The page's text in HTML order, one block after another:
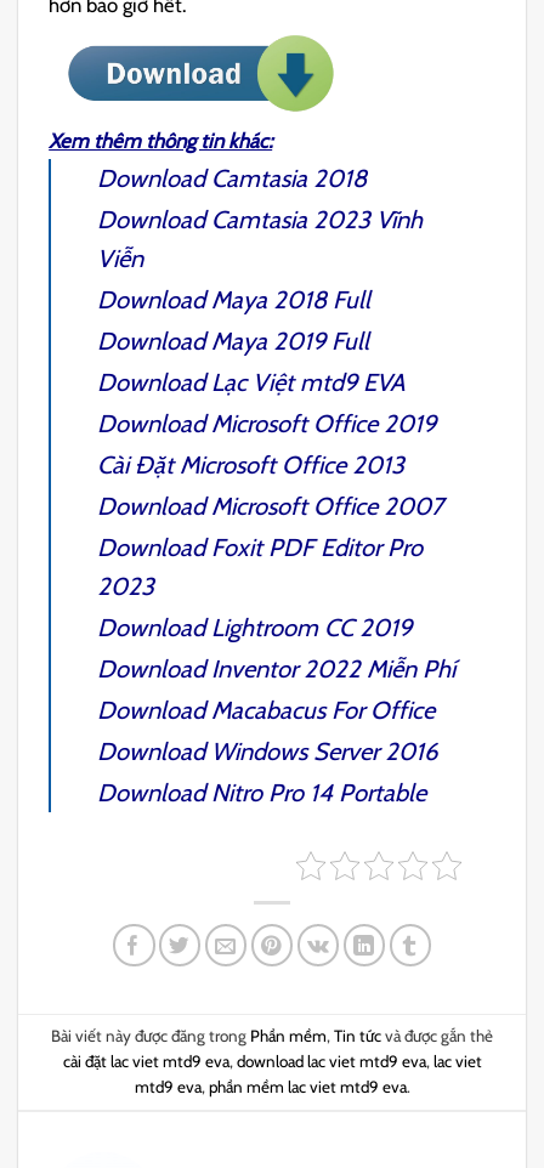
Xem thêm thông tin khác:
DownloadCamtasia 2018
DownloadCamtasia 2023Vĩnh
Viễn
DownloadMaya 2018Full
DownloadMaya 2019Full
DownloadLạc Việt mtd9 EVA
Download Microsoft Office 2019
Cài Đặt Microsoft Office 2013
Download Microsoft Office 2007
DownloadFoxit PDF Editor Pro
2023
DownloadLightroom CC 2019
DownloadInventor 2022Miễn Phí
DownloadMacabacusFor Office
Download Windows Server 2016
DownloadNitro Pro 14Portable
Bài viết này được đăng trong Phần mềm, Tin tứcvà được gắn thẻ
cài đặt lac viet mtd9 eva, download lac viet mtd9 eva, lac viet
mtd9 eva, phần mềm lac viet mtd9 eva.